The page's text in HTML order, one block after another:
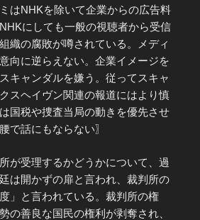
はNHKを除いて企業からの広告料
にしても一般の視聴者から受信
織の腐敗が噂されている。メディ
向に逆らえない。企業イメージを
キャンダルを嫌う。従ってスキャ
スヘイヴン関連の報道にはより慎
国税や捜査当局の動きを優先させ
で話にもならない〗
が受理するかどうかについて、過
は開かずの扉と言われ、裁判所の
」と言われている。裁判所の権
の善良な国民の権利が剥奪され、